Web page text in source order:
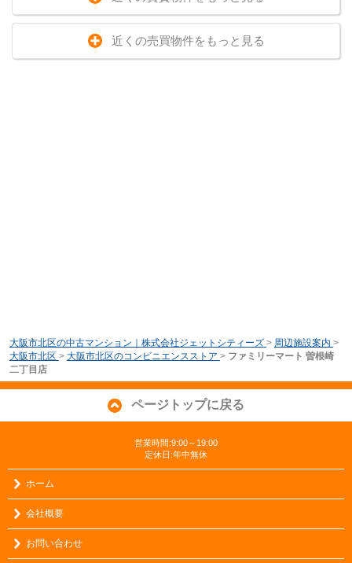
近くの売買物件をもっと見る
大阪市北区の中古マンション｜株式会社ジェットシティーズ > 周辺施設案内 >
大阪市北区 > 大阪市北区のコンビニエンスストア > ファミリーマート 曽根崎
二丁目店
ページトップに戻る
営業時間:9:00～19:00
定休日:年中無休
ホーム
会社概要
お問い合わせ